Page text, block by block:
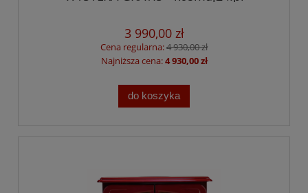
3 990,00 zł
Cena regularna:4 930,00 zł
Najniższa cena:4 930,00 zł
do koszyka